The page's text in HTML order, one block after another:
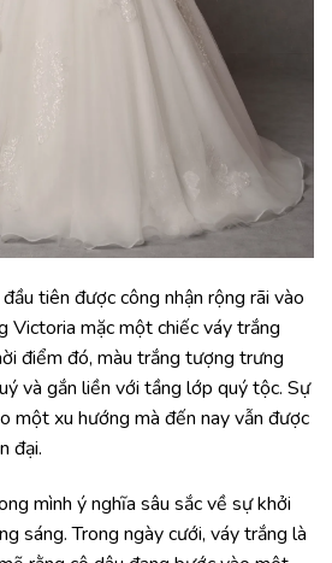
tiên được công nhận rộng rãi vào
Victoria mặc một chiếc váy trắng
điểm đó, màu trắng tượng trưng
và gắn liền với tầng lớp quý tộc. Sự
một xu hướng mà đến nay vẫn được
đại.
mình ý nghĩa sâu sắc về sự khởi
sáng. Trong ngày cưới, váy trắng là